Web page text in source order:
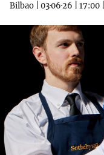
Bilbao 03·06·26 17:00